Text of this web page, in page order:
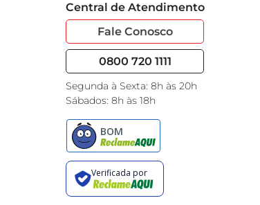
Central de Atendimento
Fale Conosco
0800 720 1111
Segunda à Sexta: 8h às 20h
Sábados: 8h às 18h